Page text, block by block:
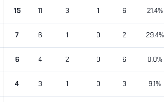
15 11 3 1 6 21.4%
7 6 1 0 2 29.4%
6 4 2 0 6 0.0%
4 3 1 0 3 9.1%